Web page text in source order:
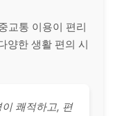
교통 이용이 편리
양한 생활 편의 시
쾌적하고, 편